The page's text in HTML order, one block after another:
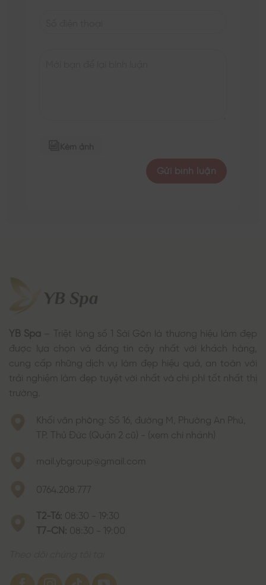
YB Spa – Triệt lông số 1 Sài Gòn là thương hiệu làm đẹp
được lựa chọn và đáng tin cậy nhất với khách hàng,
cung cấp những dịch vụ làm đẹp hiệu quả, an toàn với
trải nghiệm làm đẹp tuyệt vời nhất và chi phí tốt nhất thị
trường.
Khối văn phòng: Số 16, đường M, Phường An Phú,
TP. Thủ Đức (Quận 2 cũ) - (xem chi nhánh)
mail.ybgroup@gmail.com
0764.208.777
T2-T6: 08:30 - 19:30
T7-CN: 08:30 - 19:00